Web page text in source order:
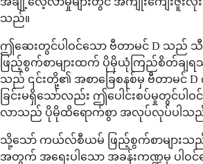
သည်။
ဤဆေးတွင်ပါဝင်သော ဗီတာမင် D သည် သီး
ဖြည့်စွက်စာများထက် ပိုမိုယုံကြည်စိတ်ချရ
သည် ၎င်းတို့၏ အစာခြေစနစ်မှ ဗီတာမင် D
ခြင်းမရှိသော်လည်း ဤပေါင်းစပ်မှုတွင်ပါဝင်
လာသည် ပိုမိုထိရောက်စွာ အလုပ်လုပ်ပါသ
သို့သော် ကယ်လ်စီယမ် ဖြည့်စွက်စာများသည်
အတွက် အရေးပါသော အခန်းကဏ္ဍမှ ပါဝ